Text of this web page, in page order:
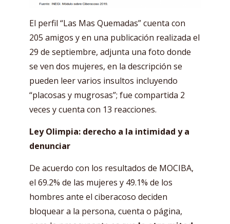
El perfil “Las Mas Quemadas” cuenta con
205 amigos y en una publicación realizada el
29 de septiembre, adjunta una foto donde
se ven dos mujeres, en la descripción se
pueden leer varios insultos incluyendo
“placosas y mugrosas”; fue compartida 2
veces y cuenta con 13 reacciones.
Ley Olimpia: derecho a la intimidad y a
denunciar
De acuerdo con los resultados de MOCIBA,
el 69.2% de las mujeres y 49.1% de los
hombres ante el ciberacoso deciden
bloquear a la persona, cuenta o página,